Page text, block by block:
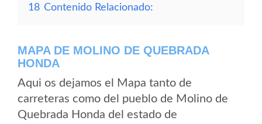
18 Contenido Relacionado:
MAPA DE MOLINO DE QUEBRADA
HONDA
Aqui os dejamos el Mapa tanto de
carreteras como del pueblo de Molino de
Quebrada Honda del estado de